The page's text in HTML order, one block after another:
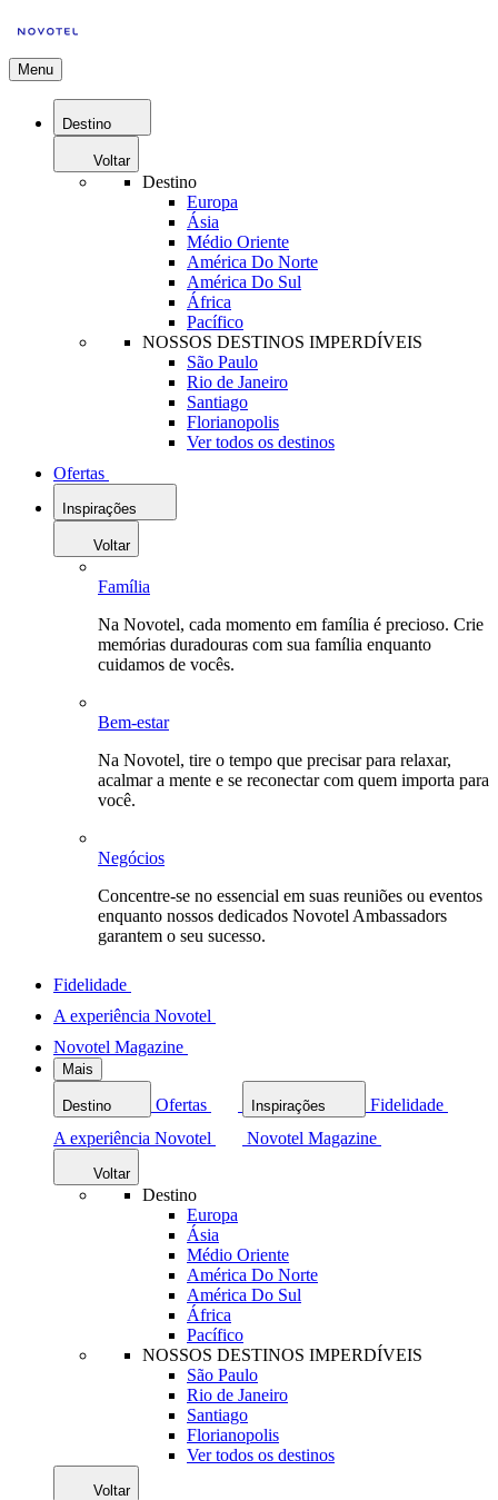
Menu
Destino
Voltar
Destino
Europa
Ásia
Médio Oriente
América Do Norte
América Do Sul
África
Pacífico
NOSSOS DESTINOS IMPERDÍVEIS
São Paulo
Rio de Janeiro
Santiago
Florianopolis
Ver todos os destinos
Ofertas
Inspirações
Voltar
Família
Na Novotel, cada momento em família é precioso. Crie
memórias duradouras com sua família enquanto
cuidamos de vocês.
Bem-estar
Na Novotel, tire o tempo que precisar para relaxar,
acalmar a mente e se reconectar com quem importa para
você.
Negócios
Concentre-se no essencial em suas reuniões ou eventos
enquanto nossos dedicados Novotel Ambassadors
garantem o seu sucesso.
Fidelidade
A experiência Novotel
Novotel Magazine
Mais
Destino Ofertas Inspirações
Fidelidade
A experiência Novotel
Novotel Magazine
Voltar
Destino
Europa
Ásia
Médio Oriente
América Do Norte
América Do Sul
África
Pacífico
NOSSOS DESTINOS IMPERDÍVEIS
São Paulo
Rio de Janeiro
Santiago
Florianopolis
Ver todos os destinos
Voltar